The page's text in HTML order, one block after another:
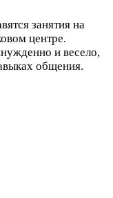
занятия на
центре.
и весело,
общения.